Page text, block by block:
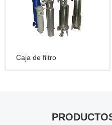
Caja de filtro